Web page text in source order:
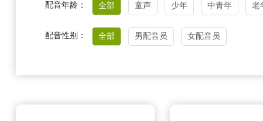
配音年龄： 全部 童声 少年 中青年 老
配音性别： 全部 男配音员 女配音员